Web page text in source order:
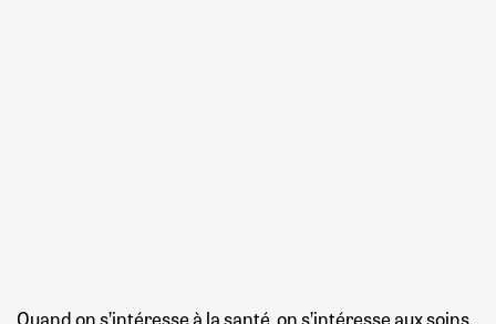
Quand on s’intéresse à la santé, on s’intéresse aux soins,